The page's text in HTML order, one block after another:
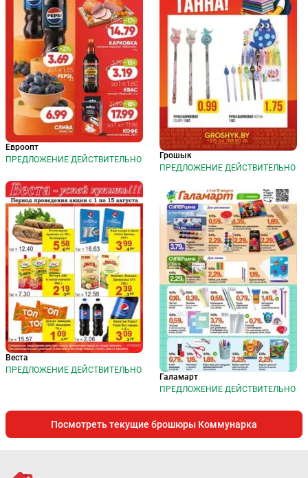
Евроопт
ПРЕДЛОЖЕНИЕ ДЕЙСТВИТЕЛЬНО
Веста
ПРЕДЛОЖЕНИЕ ДЕЙСТВИТЕЛЬНО
Грошык
ПРЕДЛОЖЕНИЕ ДЕЙСТВИТЕЛЬНО
Галамарт
ПРЕДЛОЖЕНИЕ ДЕЙСТВИТЕЛЬНО
Посмотреть текущие брошюры Коммунарка